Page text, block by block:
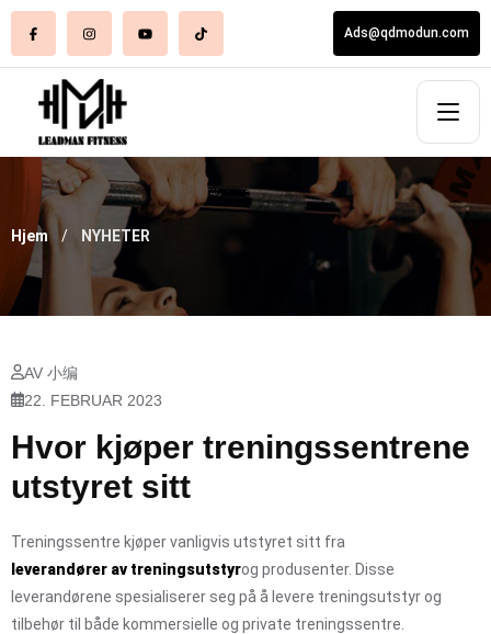
Ads@qdmodun.com
Hjem NYHETER
AV 小编
22. FEBRUAR 2023
Hvor kjøper treningssentrene
utstyret sitt
Treningssentre kjøper vanligvis utstyret sitt fra
leverandører av treningsutstyrog produsenter. Disse
leverandørene spesialiserer seg på å levere treningsutstyr og
tilbehør til både kommersielle og private treningssentre.